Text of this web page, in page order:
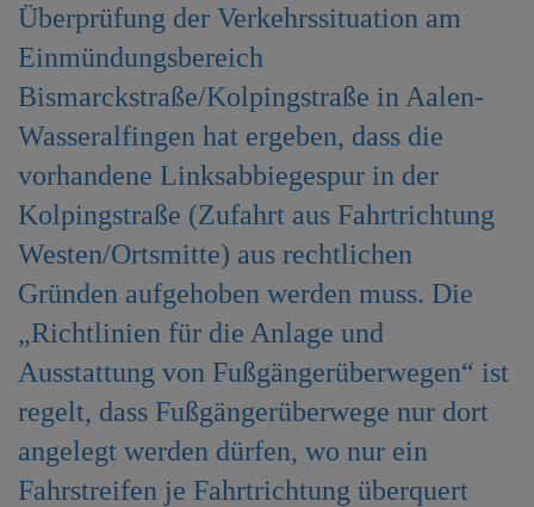
Überprüfung der Verkehrssituation am
Einmündungsbereich
Bismarckstraße/Kolpingstraße in Aalen-
Wasseralfingen hat ergeben, dass die
vorhandene Linksabbiegespur in der
Kolpingstraße (Zufahrt aus Fahrtrichtung
Westen/Ortsmitte) aus rechtlichen
Gründen aufgehoben werden muss. Die
„Richtlinien für die Anlage und
Ausstattung von Fußgängerüberwegen“ ist
regelt, dass Fußgängerüberwege nur dort
angelegt werden dürfen, wo nur ein
Fahrstreifen je Fahrtrichtung überquert